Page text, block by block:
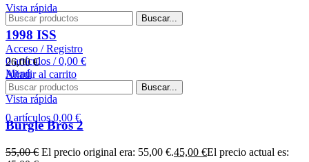
Buscar...
Acceso / Registro
0artículos / 0,00 €
Menú
Buscar...
0 artículos 0,00 €
Vista rápida
1998 ISS
26,00€
Añadir al carrito
Vista rápida
Burgle Bros 2
55,00€ El precio original era: 55,00 €.45,00 €El precio actual es: